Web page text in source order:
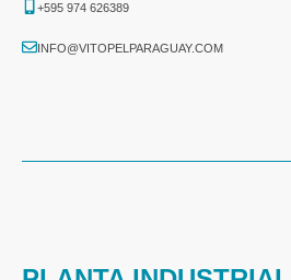
+595 974 626389
INFO@VITOPELPARAGUAY.COM